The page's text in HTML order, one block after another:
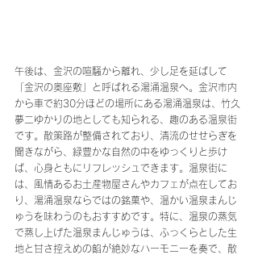
午後は、金沢の喧騒から離れ、少し足を延ばして
「金沢の奥座敷」と呼ばれる湯涌温泉へ。金沢市内
から車で約30分ほどの場所にある湯涌温泉は、竹久
夢二ゆかりの地としても知られる、趣のある温泉街
です。散策路が整備されており、清流のせせらぎを
聞きながら、緑豊かな自然の中をゆっくりと歩け
ば、心身ともにリフレッシュできます。温泉街に
は、風情あるお土産物屋さんやカフェが点在してお
り、湯涌温泉ならではの銘菓や、温かい温泉まんじ
ゅうを味わうのもおすすめです。特に、温泉の蒸気
で蒸し上げた温泉まんじゅうは、ふっくらとした生
地と甘さ控えめの餡が絶妙なハーモニーを奏で、散